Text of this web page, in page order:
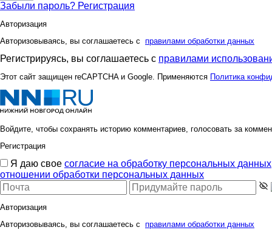
Забыли пароль? Регистрация
Авторизация
Авторизовываясь, вы соглашаетесь с правилами обработки данных
Регистрируясь, вы соглашаетесь с правилами
Этот сайт защищен reCAPTCHA и Google. Применяются Политика
Войдите, чтобы сохранять историю комментариев, голосовать за
Регистрация
Я даю свое согласие на обработку персональных данных
отношении обработки персональных данных
Авторизация
Авторизовываясь, вы соглашаетесь с правилами обработки данных